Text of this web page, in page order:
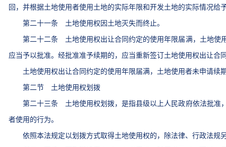
回，并根据土地使用者使用土地的实际年限和开发土地的实际情况给
第二十一条 土地使用权因土地灭失而终止。
第二十二条 土地使用权出让合同约定的使用年限届满，土地使用
应当予以批准。经批准准予续期的，应当重新签订土地使用权出让合
土地使用权出让合同约定的使用年限届满，土地使用者未申请续
第二节 土地使用权划拨
第二十三条 土地使用权划拨，是指县级以上人民政府依法批准，
者使用的行为。
依照本法规定以划拨方式取得土地使用权的，除法律、行政法规